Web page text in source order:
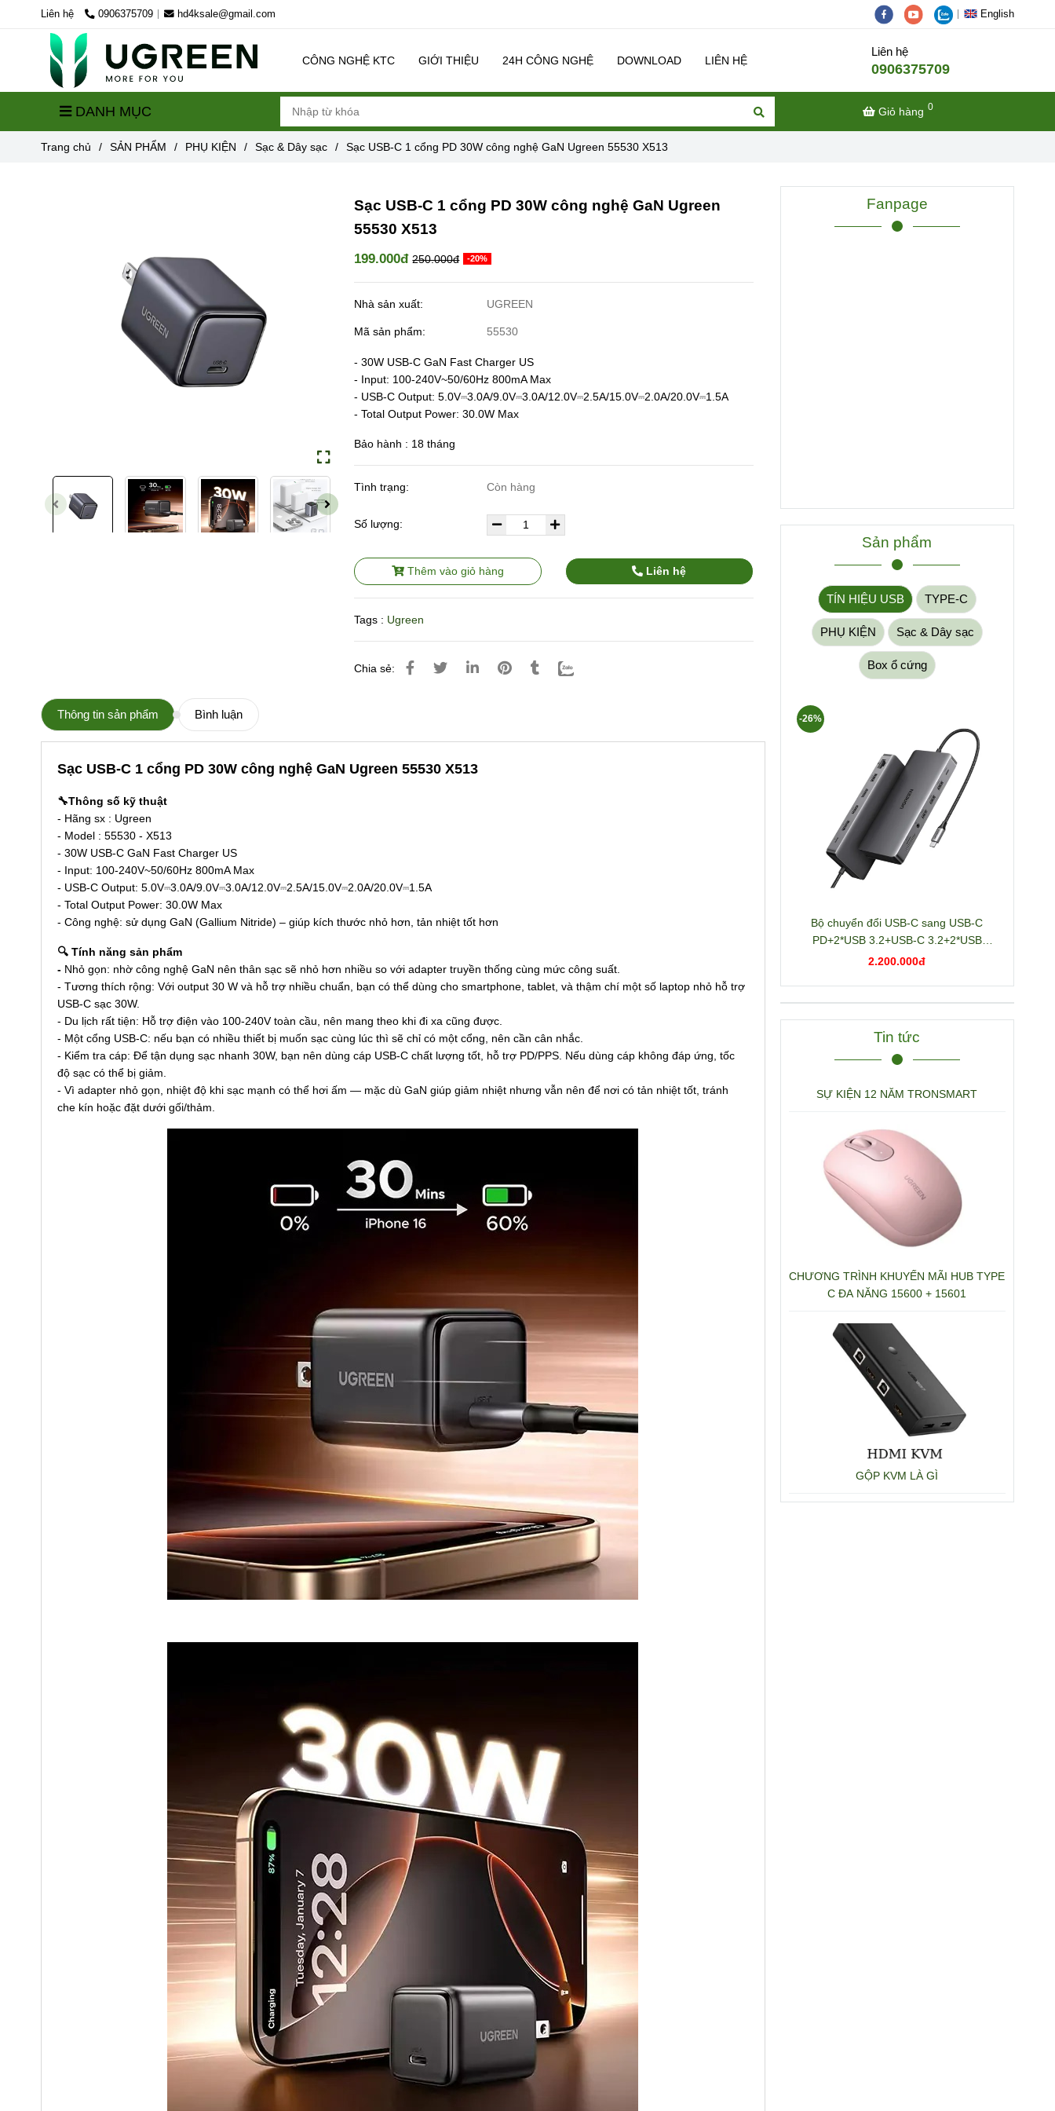
Liên hệ 0906375709 hd4ksale@gmail.com English
CÔNG NGHỆ KTC GIỚI THIỆU 24H CÔNG NGHỆ DOWNLOAD LIÊN HỆ
Liên hệ
0906375709
DANH MỤC Giỏ hàng 0
Trang chủ / SẢN PHẨM / PHỤ KIỆN / Sạc & Dây sạc / Sạc USB-C 1 cổng PD 30W công nghệ GaN Ugreen 55530 X513
Sạc USB-C 1 cổng PD 30W công nghệ GaN Ugreen
55530 X513
199.000đ 250.000đ -20%
Nhà sản xuất: UGREEN
Mã sản phẩm: 55530
- 30W USB-C GaN Fast Charger US
- Input: 100-240V~50/60Hz 800mA Max
- USB-C Output: 5.0V⎓3.0A/9.0V⎓3.0A/12.0V⎓2.5A/15.0V⎓2.0A/20.0V⎓1.5A
- Total Output Power: 30.0W Max
Bảo hành : 18 tháng
Tình trạng: Còn hàng
Số lượng:
Thêm vào giỏ hàng Liên hệ
Tags : Ugreen
Chia sẻ:
Thông tin sản phẩm Bình luận
Sạc USB-C 1 cổng PD 30W công nghệ GaN Ugreen 55530 X513
🔧Thông số kỹ thuật
- Hãng sx : Ugreen
- Model : 55530 - X513
- 30W USB-C GaN Fast Charger US
- Input: 100-240V~50/60Hz 800mA Max
- USB-C Output: 5.0V⎓3.0A/9.0V⎓3.0A/12.0V⎓2.5A/15.0V⎓2.0A/20.0V⎓1.5A
- Total Output Power: 30.0W Max
- Công nghệ: sử dụng GaN (Gallium Nitride) – giúp kích thước nhỏ hơn, tản nhiệt tốt hơn
🔍 Tính năng sản phẩm
- Nhỏ gọn: nhờ công nghệ GaN nên thân sạc sẽ nhỏ hơn nhiều so với adapter truyền thống cùng mức công suất.
- Tương thích rộng: Với output 30 W và hỗ trợ nhiều chuẩn, bạn có thể dùng cho smartphone, tablet, và thậm chí một số laptop nhỏ hỗ trợ
USB-C sạc 30W.
- Du lịch rất tiện: Hỗ trợ điện vào 100-240V toàn cầu, nên mang theo khi đi xa cũng được.
- Một cổng USB-C: nếu bạn có nhiều thiết bị muốn sạc cùng lúc thì sẽ chỉ có một cổng, nên cần cân nhắc.
- Kiểm tra cáp: Để tận dụng sạc nhanh 30W, bạn nên dùng cáp USB-C chất lượng tốt, hỗ trợ PD/PPS. Nếu dùng cáp không đáp ứng, tốc
độ sạc có thể bị giảm.
- Vì adapter nhỏ gọn, nhiệt độ khi sạc mạnh có thể hơi ấm — mặc dù GaN giúp giảm nhiệt nhưng vẫn nên để nơi có tản nhiệt tốt, tránh
che kín hoặc đặt dưới gối/thảm.
Fanpage
Sản phẩm
TÍN HIỆU USB TYPE-C
PHỤ KIỆN Sạc & Dây sạc
Box ổ cứng
Bộ chuyển đổi USB-C sang USB-C
PD+2*USB 3.2+USB-C 3.2+2*USB
3.0+RJ45+2*HDMI+DP+SD/TF+3.5mm
2.200.000đ
-26%
Tin tức
SỰ KIỆN 12 NĂM TRONSMART
CHƯƠNG TRÌNH KHUYẾN MÃI HUB TYPE
C ĐA NĂNG 15600 + 15601
GỘP KVM LÀ GÌ